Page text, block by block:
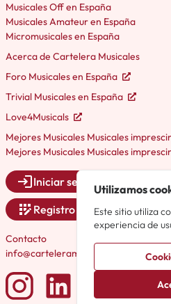
Musicales Off en España
Musicales Amateur en España
Micromusicales en España
Acerca de Cartelera Musicales
Foro Musicales en España
Trivial Musicales en España
Love4Musicals
Mejores Musicales Musicales
Mejores Musicales Musicales
Iniciar sesión
Registro
Contacto
info@carteleramusicales.es
Utilizamos
Este sitio utiliza
experiencia de